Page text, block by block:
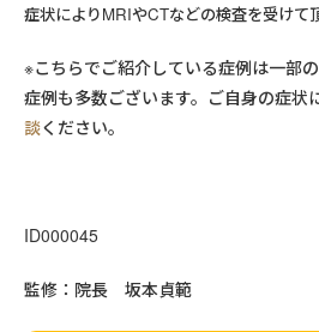
症状によりMRIやCTなどの検査を受けて
※こちらでご紹介している症例は一部
症例も多数ございます。ご自身の症状
談ください。
ID000045
監修：院長 坂本貞範